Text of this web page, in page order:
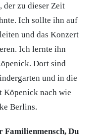
der zu dieser Zeit
Ich sollte ihn auf
und das Konzert
Ich lernte ihn
Dort sind
und in die
Köpenick nach wie
Berlins.
Familienmensch, Du